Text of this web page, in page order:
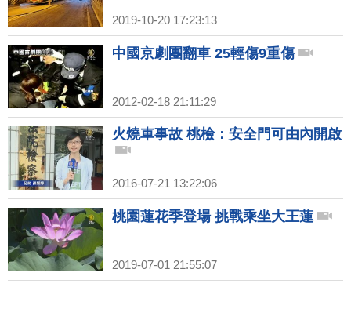
2019-10-20 17:23:13
中國京劇團翻車 25輕傷9重傷
2012-02-18 21:11:29
火燒車事故 桃檢：安全門可由內開啟
2016-07-21 13:22:06
桃園蓮花季登場 挑戰乘坐大王蓮
2019-07-01 21:55:07